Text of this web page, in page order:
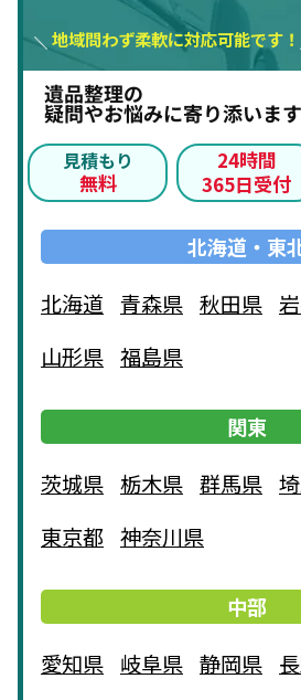
地域問わず柔軟に対応可能です！
遺品整理の
疑問やお悩みに寄り添います
見積もり
無料
24時間
365日受付
北海道・東
北海道 青森県 秋田県
山形県 福島県
関東
茨城県 栃木県 群馬県
東京都 神奈川県
中部
愛知県 岐阜県 静岡県